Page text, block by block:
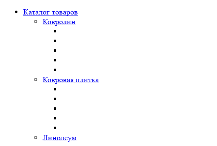
Каталог товаров
Ковролин
Ковровая плитка
Линолеум